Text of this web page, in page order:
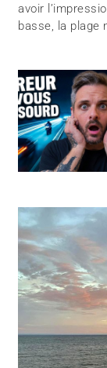
avoir
basse, la plage